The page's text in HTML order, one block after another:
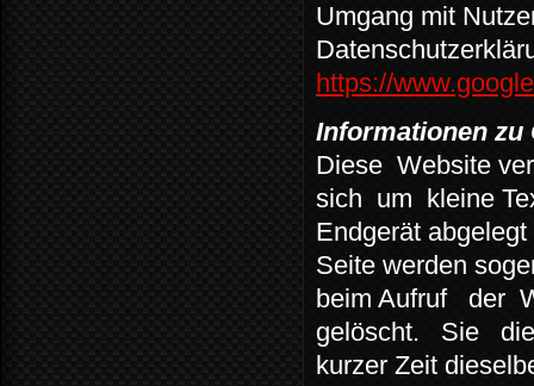
Umgang mit
https://
Informationen zu
Diese Website
sich um kleine
Endgerät
Seite werden
beim Aufruf
der
gelöscht.
Sie
kurzer Zeit